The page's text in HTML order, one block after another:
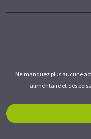
Ne manquez plus aucune
alimentaire et des